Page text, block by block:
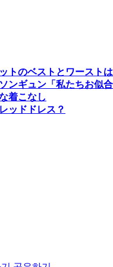
トのベストとワーストは
ンギュン「私たちお似合
着こなし
ッドドレス？